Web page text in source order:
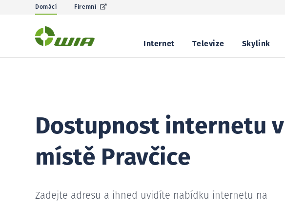
Domácí Firemní
Internet Televize Skylink
Dostupnost internetu v
místě Pravčice
Zadejte adresu a ihned uvidíte nabídku internetu na